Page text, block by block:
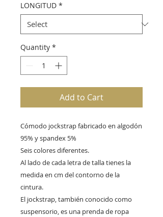
LONGITUD *
Quantity *
Add to Cart
Cómodo jockstrap fabricado en algodón
95% y spandex 5%
Seis colores diferentes.
Al lado de cada letra de talla tienes la
medida en cm del contorno de la
cintura.
El jockstrap, también conocido como
suspensorio, es una prenda de ropa